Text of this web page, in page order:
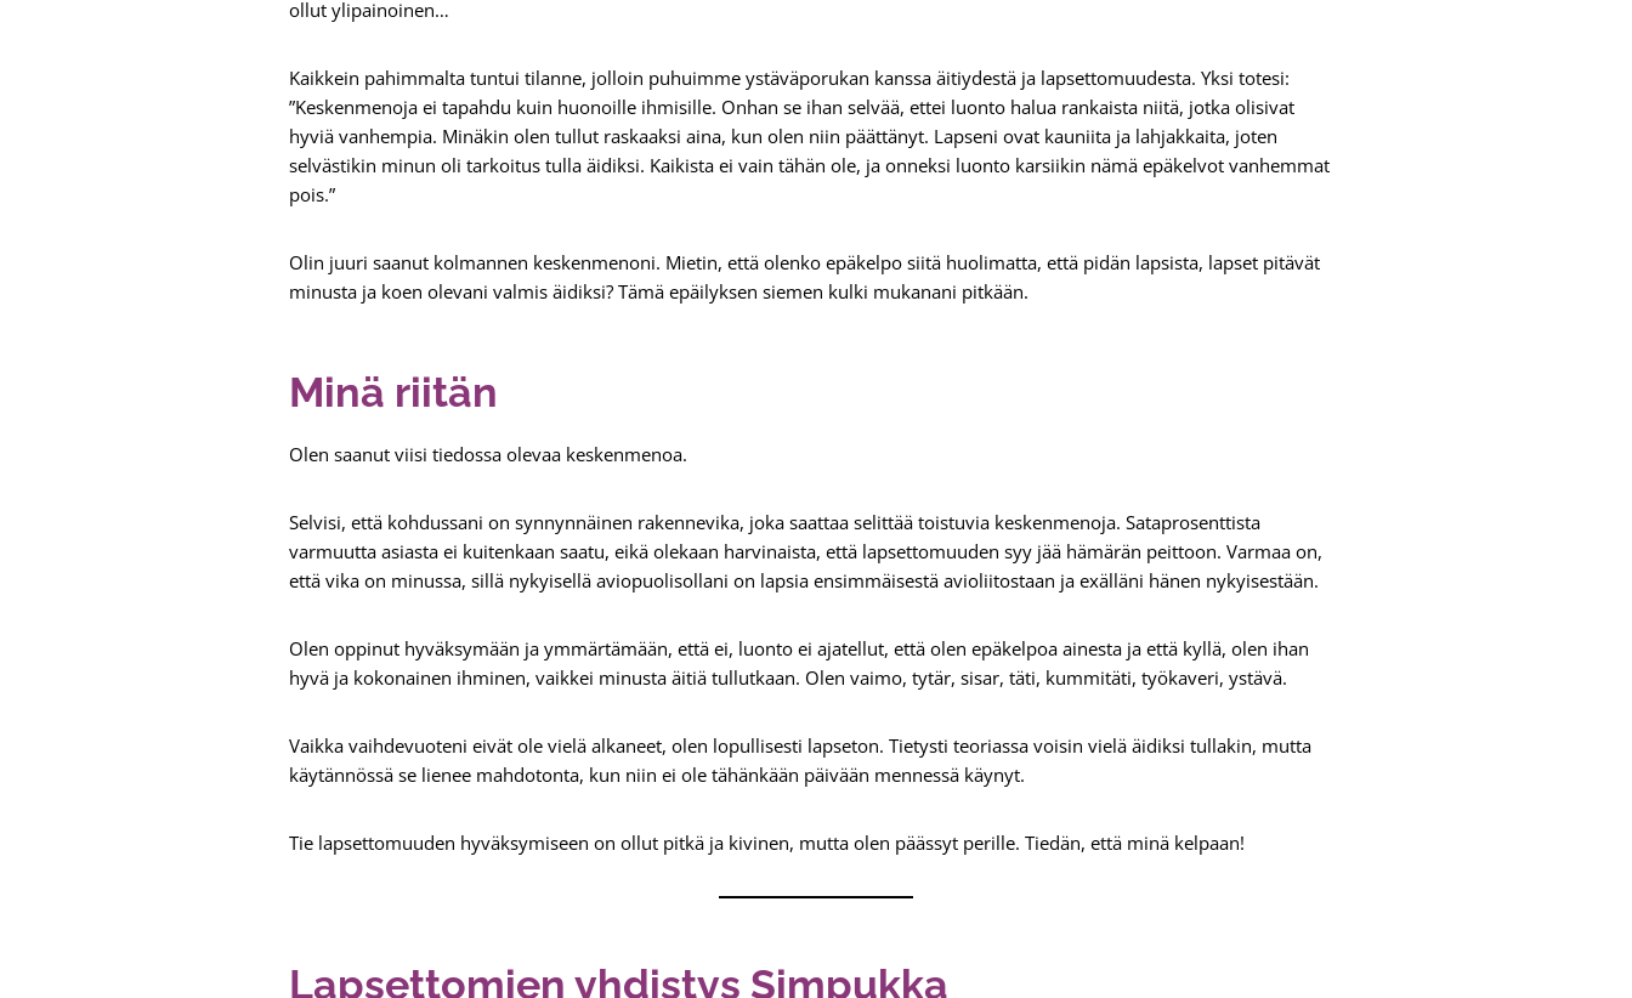
ollut ylipainoinen…
Kaikkein pahimmalta tuntui tilanne, jolloin puhuimme ystäväporukan kanssa äitiydestä ja lapsettomuudesta. Yksi totesi:
”Keskenmenoja ei tapahdu kuin huonoille ihmisille. Onhan se ihan selvää, ettei luonto halua rankaista niitä, jotka olisivat
hyviä vanhempia. Minäkin olen tullut raskaaksi aina, kun olen niin päättänyt. Lapseni ovat kauniita ja lahjakkaita, joten
selvästikin minun oli tarkoitus tulla äidiksi. Kaikista ei vain tähän ole, ja onneksi luonto karsiikin nämä epäkelvot vanhemmat
pois.”
Olin juuri saanut kolmannen keskenmenoni. Mietin, että olenko epäkelpo siitä huolimatta, että pidän lapsista, lapset pitävät
minusta ja koen olevani valmis äidiksi? Tämä epäilyksen siemen kulki mukanani pitkään.
Minä riitän
Olen saanut viisi tiedossa olevaa keskenmenoa.
Selvisi, että kohdussani on synnynnäinen rakennevika, joka saattaa selittää toistuvia keskenmenoja. Sataprosenttista
varmuutta asiasta ei kuitenkaan saatu, eikä olekaan harvinaista, että lapsettomuuden syy jää hämärän peittoon. Varmaa on,
että vika on minussa, sillä nykyisellä aviopuolisollani on lapsia ensimmäisestä avioliitostaan ja exälläni hänen nykyisestään.
Olen oppinut hyväksymään ja ymmärtämään, että ei, luonto ei ajatellut, että olen epäkelpoa ainesta ja että kyllä, olen ihan
hyvä ja kokonainen ihminen, vaikkei minusta äitiä tullutkaan. Olen vaimo, tytär, sisar, täti, kummitäti, työkaveri, ystävä.
Vaikka vaihdevuoteni eivät ole vielä alkaneet, olen lopullisesti lapseton. Tietysti teoriassa voisin vielä äidiksi tullakin, mutta
käytännössä se lienee mahdotonta, kun niin ei ole tähänkään päivään mennessä käynyt.
Tie lapsettomuuden hyväksymiseen on ollut pitkä ja kivinen, mutta olen päässyt perille. Tiedän, että minä kelpaan!
Lapsettomien yhdistys Simpukka